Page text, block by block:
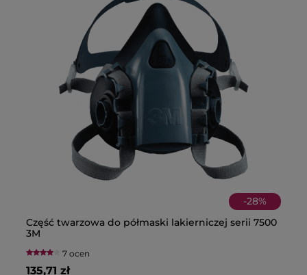
-28%
Część twarzowa do półmaski lakierniczej serii 7500
3M
7 ocen
135,71 zł